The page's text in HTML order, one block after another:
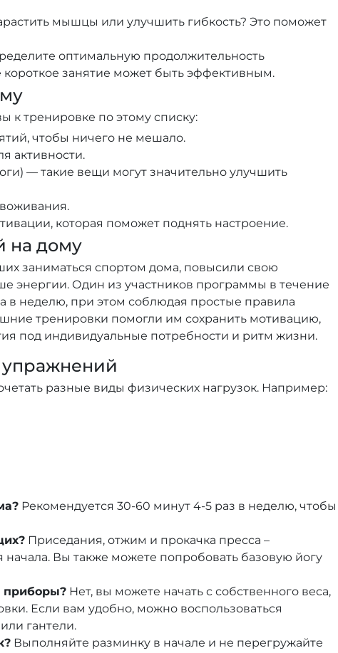
мышцы или улучшить гибкость? Это поможет
оптимальную продолжительность
занятие может быть эффективным.
к тренировке по этому списку:
чтобы ничего не мешало.
активности.
— такие вещи могут значительно улучшить
которая поможет поднять настроение.
на дому
заниматься спортом дома, повысили свою
энергии. Один из участников программы в течение
в неделю, при этом соблюдая простые правила
тренировки помогли им сохранить мотивацию,
под индивидуальные потребности и ритм жизни.
разные виды физических нагрузок. Например:
Рекомендуется 30-60 минут 4-5 раз в неделю, чтобы
Приседания, отжим и прокачка пресса –
Вы также можете попробовать базовую йогу
приборы? Нет, вы можете начать с собственного веса,
Если вам удобно, можно воспользоваться
гантели.
Выполняйте разминку в начале и не перегружайте